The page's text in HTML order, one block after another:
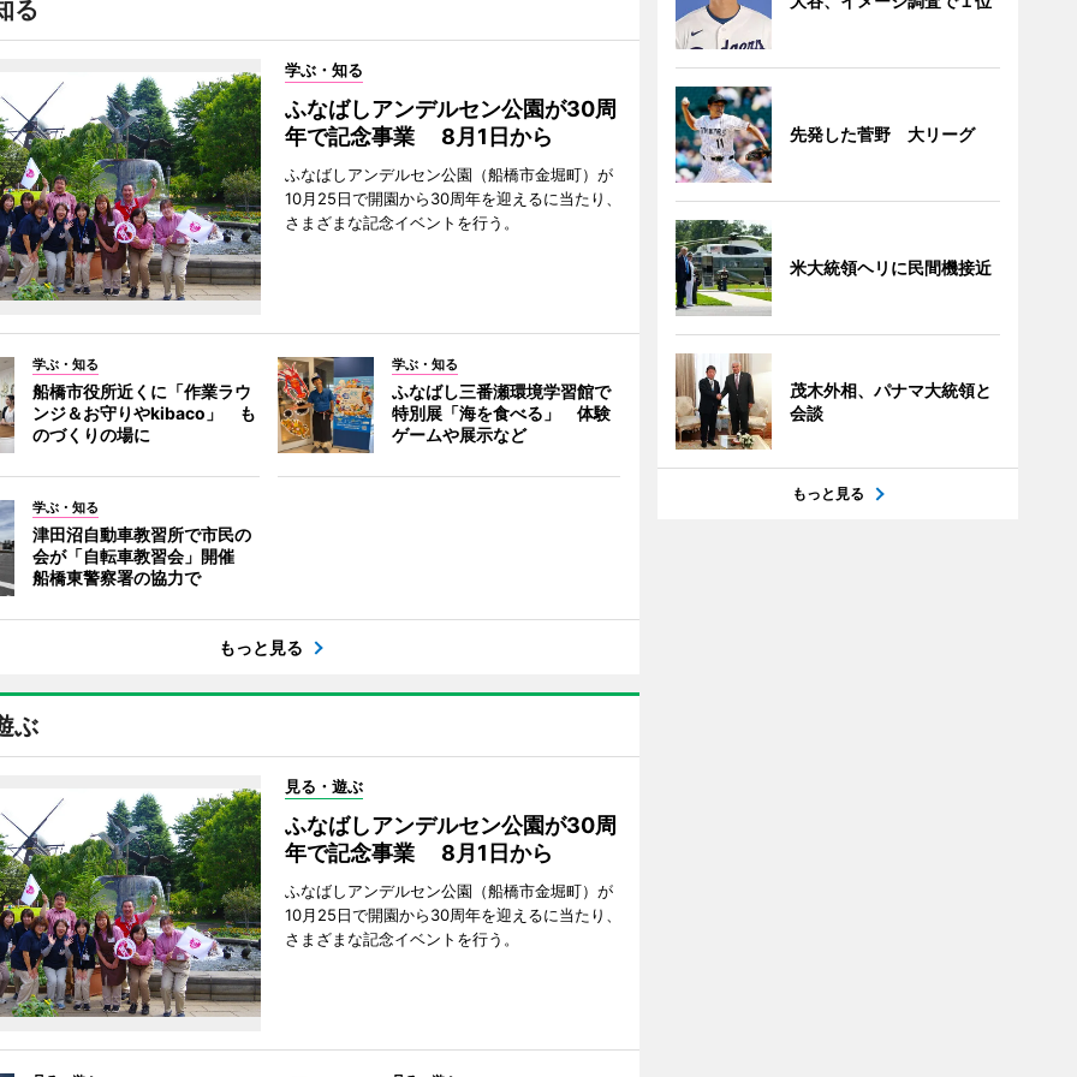
る
学ぶ・知る
ふなばしアンデルセン公園が30周
年で記念事業 8月1日から
ふなばしアンデルセン公園（船橋市金堀町）が
10月25日で開園から30周年を迎えるに当たり、
さまざまな記念イベントを行う。
学ぶ・知る
船橋市役所近くに「作業ラウ
ンジ＆お守りやkibaco」 も
のづくりの場に
学ぶ・知る
ふなばし三番瀬環境学習館で
特別展「海を食べる」 体験
ゲームや展示など
学ぶ・知る
津田沼自動車教習所で市民の
会が「自転車教習会」開催
船橋東警察署の協力で
もっと見る
ぶ
見る・遊ぶ
ふなばしアンデルセン公園が30周
年で記念事業 8月1日から
ふなばしアンデルセン公園（船橋市金堀町）が
10月25日で開園から30周年を迎えるに当たり、
さまざまな記念イベントを行う。
先発した菅野 大リーグ
米大統領ヘリに民間機接近
茂木外相、パナマ大統領と
会談
もっと見る